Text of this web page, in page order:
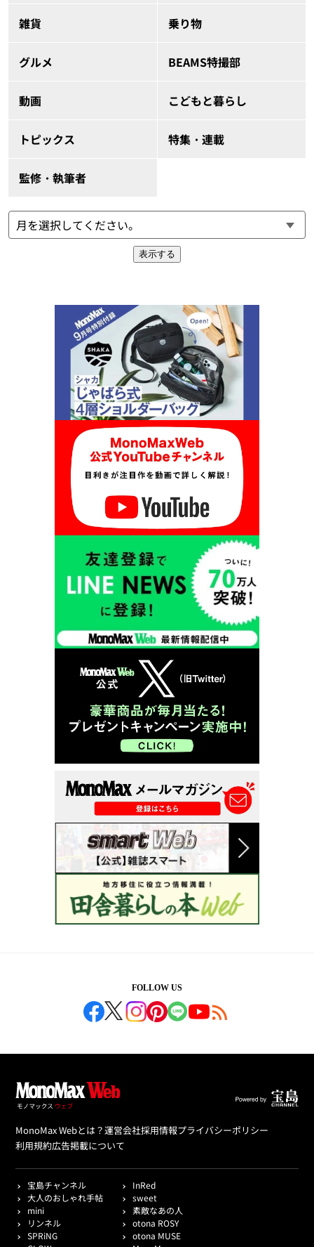
雑貨 乗り物
グルメ BEAMS特撮部
動画 こどもと暮らし
トピックス 特集・連載
監修・執筆者
表示する
FOLLOW US
MonoMax Webとは？運営会社採用情報プライバシーポリシー
利用規約広告掲載について
宝島チャンネル
InRed
大人のおしゃれ手帖
sweet
mini
素敵なあの人
リンネル
otona ROSY
SPRiNG
otona MUSE